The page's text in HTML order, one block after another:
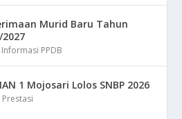
Murid Baru Tahun
Informasi PPDB
1 Mojosari Lolos SNBP 2026
Prestasi